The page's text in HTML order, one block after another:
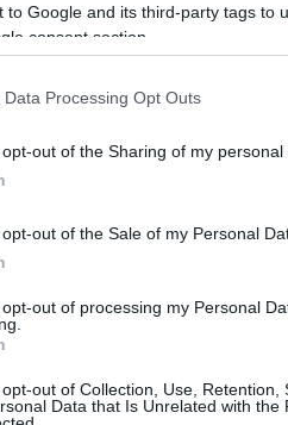
to Google and its third-party tags to
consent section.
Data Processing Opt Outs
out of the Sharing of my personal
out of the Sale of my Personal
out of processing my Personal
out of Collection, Use, Retention,
Data that Is Unrelated with the
Talousverkko on osa
palveluvalikoima. Näin
Palvelukielet
Suomi